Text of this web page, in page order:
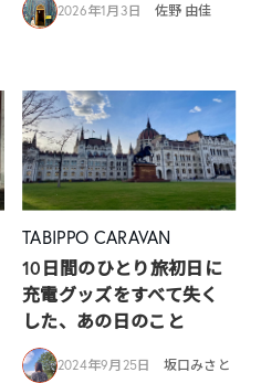
2026年1月3日 佐野 由佳
TABIPPO CARAVAN
10日間のひとり旅初日に
充電グッズをすべて失く
した、あの日のこと
2024年9月25日 坂口みさと